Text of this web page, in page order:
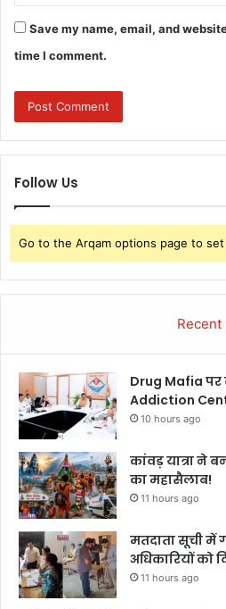
Save my name, email, and
time I comment.
Follow Us
Go to the Arqam options page to
Recent
Drug Mafia पर
Addiction
10 hours ago
कांवड़ यात्रा ने
का महासैलाब!
11 hours ago
मतदाता सूची में
अधिकारियों को
11 hours ago